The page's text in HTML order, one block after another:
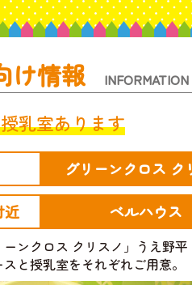
け情報
乳室あります
グリーンクロス ク
近 ベルハウス
ーンクロス クリスノ」うえ野
と授乳室をそれぞれご用意。